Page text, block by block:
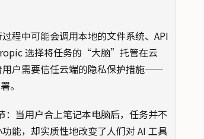
程中可能会调用本地的文件系统、API
选择将任务的“大脑”托管在云
用户需要信任云端的隐私保护措施——
。
当用户合上笔记本电脑后，任务并不
能，却实质性地改变了人们对 AI 工具